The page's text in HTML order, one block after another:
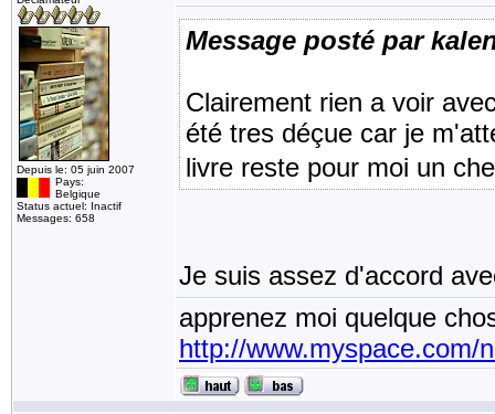
Depuis le: 05 juin 2007
Pays:
Belgique
Status actuel: Inactif
Messages: 658
Message posté par
Clairement rien a voir
été tres déçue car je
livre reste pour moi un
Je suis assez d'accord
apprenez moi quelque
http://www.myspace.com/